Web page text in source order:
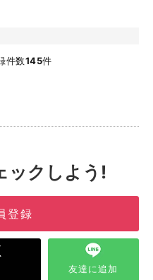
件数145件
ックしよう!
登録
友達に追加